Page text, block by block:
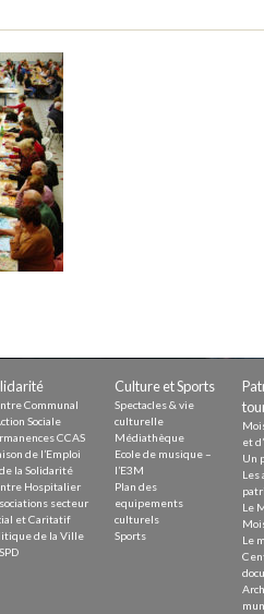
durable
intrafamiliales
Communal
Sociale
CCAS
de l’Emploi
la Solidarité
Hospitalier
secteur
et Caritatif
de la Ville
Culture et Sports
Spectacles & vie
culturelle
Médiathèque
Ecole de musique –
l’E3M
Plan des
equipements
culturels
Sports
et
Un
Les
Le
Le